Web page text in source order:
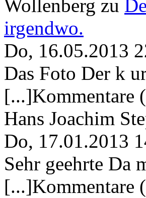
Wollenberg zu
irgendwo.
Do, 16.05.2013
Das Foto Der k
[...]Kommentare
Hans Joachim
Do, 17.01.2013
Sehr geehrte Da
[...]Kommentare